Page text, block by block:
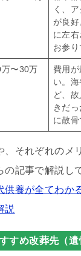
く、
が良
に左
お参り
万〜30万
費用
い。
ど、
きだ
に散骨
、それぞれのメ
記事で解説し
養が全てわか
説
すめ改葬先（遺